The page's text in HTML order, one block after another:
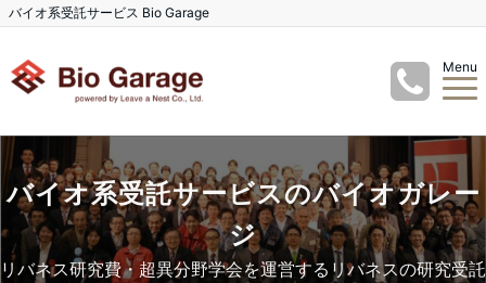
バイオ系受託サービス Bio Garage
Menu
バイオ系受託サービスのバイオガレー
ジ
リバネス研究費・超異分野学会を運営するリバネスの研究受託